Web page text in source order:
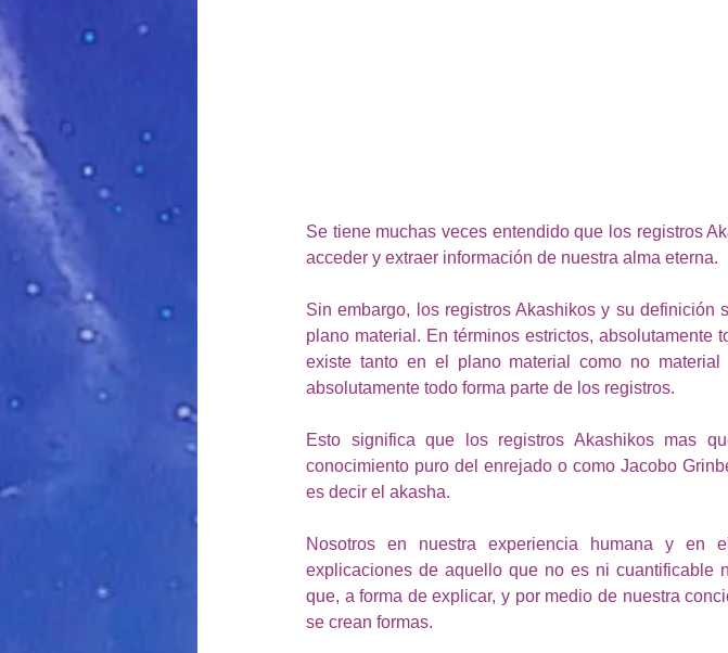
Se tiene muchas veces entendido que los registros
acceder y extraer información de nuestra alma eterna.
Sin embargo, los registros Akashikos y su
plano material. En términos estrictos, absolutamente
existe tanto en el plano material como no
absolutamente todo forma parte de los registros.
Esto significa que los registros Akashikos mas
conocimiento puro del enrejado o como Jacobo
es decir el akasha.
Nosotros en nuestra experiencia humana y en
explicaciones de aquello que no es ni cuantificable
que, a forma de explicar, y por medio de nuestra
se crean formas.